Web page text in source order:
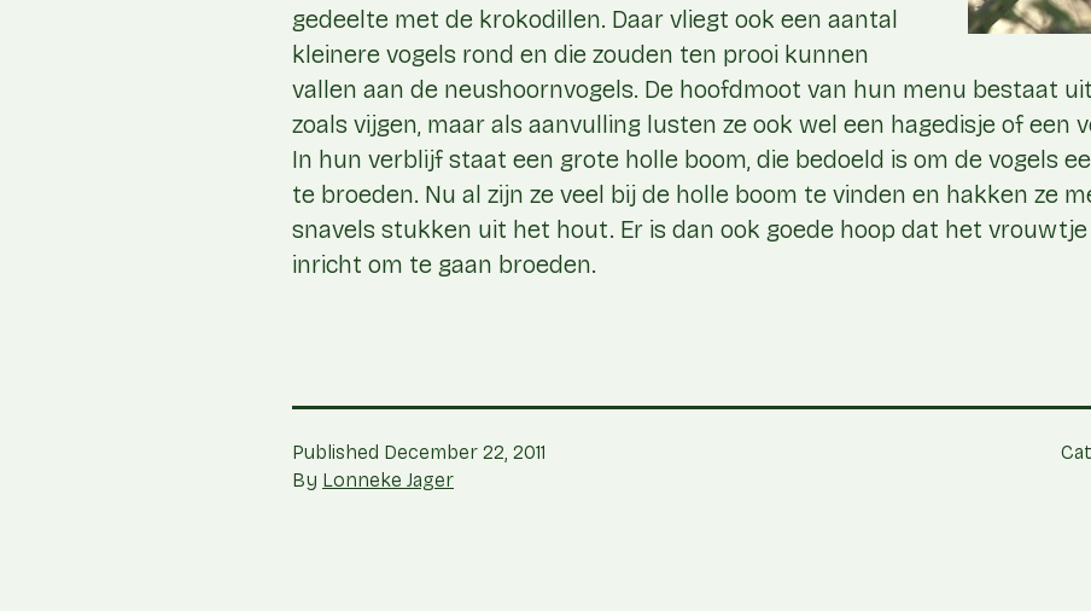
gedeelte met de krokodillen. Daar vliegt ook een aantal
kleinere vogels rond en die zouden ten prooi kunnen
vallen aan de neushoornvogels. De hoofdmoot van hun menu bestaat
zoals vijgen, maar als aanvulling lusten ze ook wel een hagedisje of een
In hun verblijf staat een grote holle boom, die bedoeld is om de vogels
te broeden. Nu al zijn ze veel bij de holle boom te vinden en hakken ze
snavels stukken uit het hout. Er is dan ook goede hoop dat het
inricht om te gaan broeden.
Published December 22, 2011
By Lonneke Jager